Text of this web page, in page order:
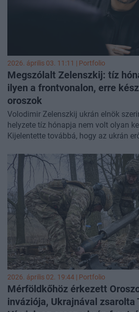
2026. április 03. 11:11 | Portfolio
Megszólalt Zelenszkij: tíz
ilyen a frontvonalon, erre
oroszok
Volodimir Zelenszkij ukrán elnök
helyzete tíz hónapja nem volt olyan
Kijelentette továbbá, hogy az ukrán
2026. április 02. 19:44 | Portfolio
Mérföldkőhöz érkezett
inváziója, Ukrajnával zsarolta